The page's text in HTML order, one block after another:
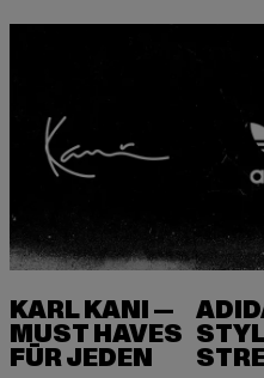
KARL KANI —
MUST HAVES
FÜR JEDEN